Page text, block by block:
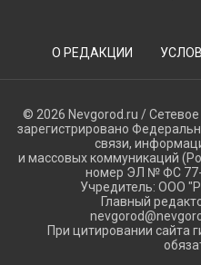
О РЕДАКЦИИ
© 2026 Nevgorod.ru /
зарегистрировано
связи,
и массовых коммуникаций
номер ЭЛ № ФС 77-
Учредитель: ООО
Главный
При цитировании сайта